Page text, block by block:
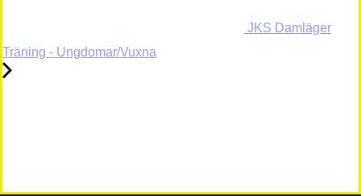
JKS Damläger
Träning - Ungdomar/Vuxna